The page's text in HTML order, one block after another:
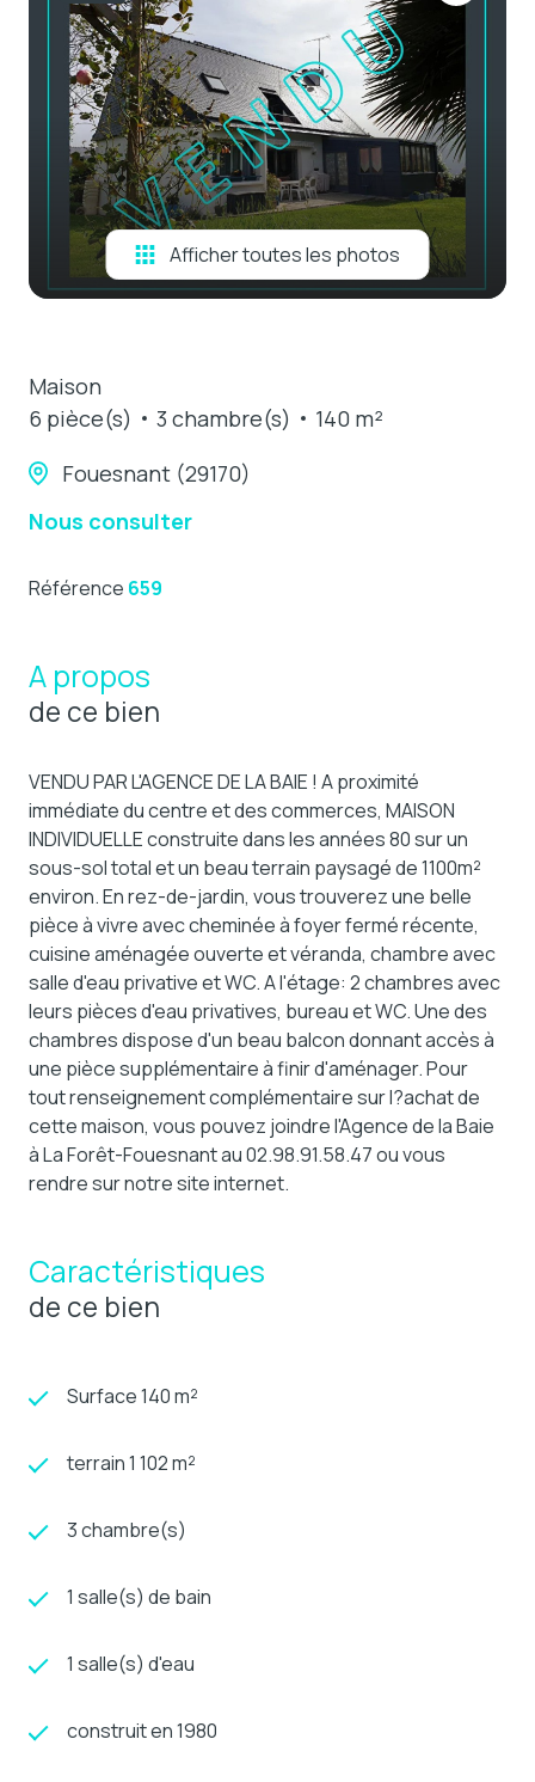
e-mail
estimation
contact
Afficher toutes les photos
Maison
6 pièce(s)
3 chambre(s)
140 m²
Fouesnant (29170)
Nous consulter
Référence 659
A propos
de ce bien
VENDU PAR L'AGENCE DE LA BAIE ! A proximité
immédiate du centre et des commerces, MAISON
INDIVIDUELLE construite dans les années 80 sur un
sous-sol total et un beau terrain paysagé de 1100m²
environ. En rez-de-jardin, vous trouverez une belle
pièce à vivre avec cheminée à foyer fermé récente,
cuisine aménagée ouverte et véranda, chambre avec
salle d'eau privative et WC. A l'étage: 2 chambres avec
leurs pièces d'eau privatives, bureau et WC. Une des
chambres dispose d'un beau balcon donnant accès à
une pièce supplémentaire à finir d'aménager. Pour
tout renseignement complémentaire sur l?achat de
cette maison, vous pouvez joindre l'Agence de la Baie
à La Forêt-Fouesnant au 02.98.91.58.47 ou vous
rendre sur notre site internet.
Caractéristiques
de ce bien
Surface 140 m²
terrain 1 102 m²
3 chambre(s)
1 salle(s) de bain
1 salle(s) d'eau
construit en 1980